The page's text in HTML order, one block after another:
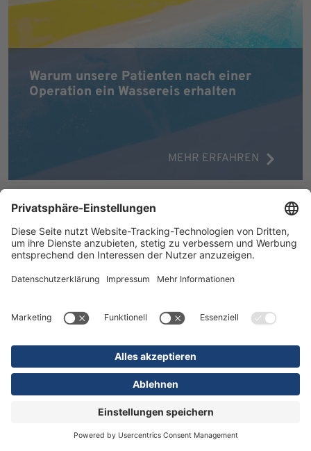
Warum unsere Patienten nach einer
Operation ein Wassereis erhalten
MEHR ERFAHREN
16.07.2026 Kliniken Orthopädie